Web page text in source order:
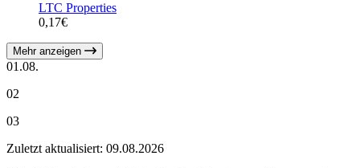
LTC Properties
0,17€
Mehr anzeigen
01.08.
02
03
Zuletzt aktualisiert: 09.08.2026